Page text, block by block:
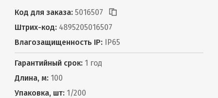
Код для заказа: 5016507
Штрих-код: 4895205016507
Влагозащищенность IP: IP65
Гарантийный срок: 1 год
Длина, м: 100
Упаковка, шт: 1/200